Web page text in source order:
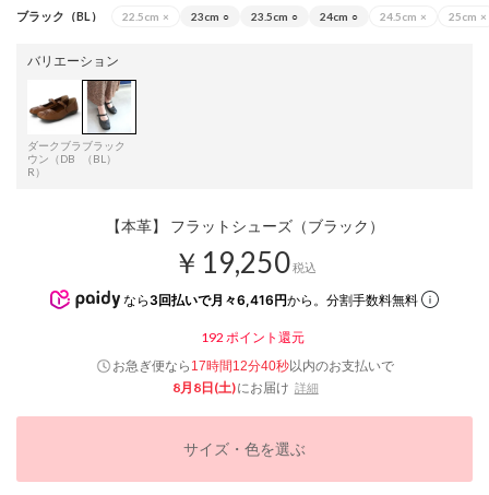
ブラック（BL） 22.5cm × 23cm ○ 23.5cm ○ 24cm ○ 24.5cm × 25cm ×
バリエーション
ダークブラ
ウン（DB
R）
ブラック
（BL）
【本革】 フラットシューズ（ブラック）
￥19,250税込
なら 3回払いで月々6,416円から。分割手数料無料
192 ポイント還元
お急ぎ便なら 17時間12分39秒以内のお支払いで
8月8日(土)にお届け 詳細
サイズ・色を選ぶ